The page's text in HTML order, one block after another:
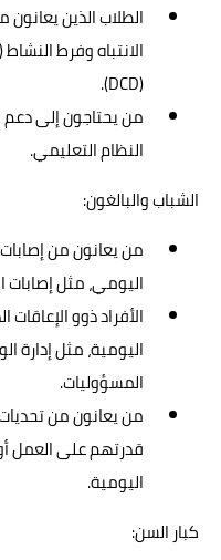
الطلاب الذين
(DCD).
من يحتاجون إلى
النظام التعليمي.
الشباب والبالغون:
من يعانون من
اليومي، مثل إصابات
الأفراد ذوو
اليومية، مثل إدارة
المسؤوليات.
من يعانون من
قدرتهم على العمل
اليومية.
كبار السن: